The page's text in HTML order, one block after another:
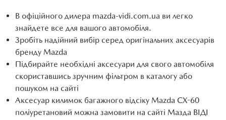
В офіційного дилера mazda-vidi.com.ua ви легко
знайдете все для вашого автомобіля.
Зробіть надійний вибір серед оригінальних аксесуарів
бренду Mazda
Підбирайте необхідні аксесуари для свого автомобіля
скориставшись зручним фільтром в каталогу або
пошуком на сайті
Аксесуар килимок багажного відсіку Mazda CX-60
поліуретановий можна замовити на сайті Мазда ВІДІ